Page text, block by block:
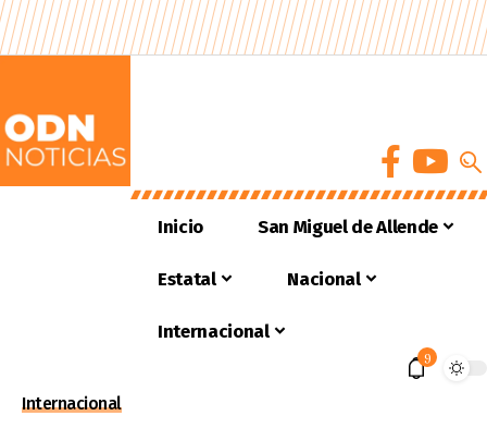
Inicio San Miguel de Allende
Estatal Nacional
Internacional
9
Internacional